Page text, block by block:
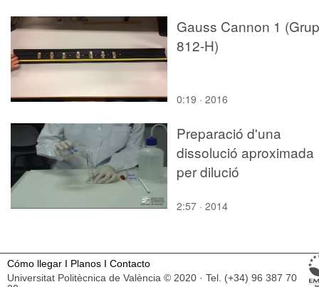
Gauss Cannon 1
812-H)
0:19 · 2016
Preparació d'una
dissolució aproximada
per dilució
2:57 · 2014
Cómo llegar I Planos I Contacto
Universitat Politècnica de València © 2020 · Tel. (+34) 96 387 70